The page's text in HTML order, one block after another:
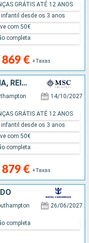
869 € +Taxas
GRÁTIS ATÉ 12 ANOS
infantil desde os 3 anos
com 50€
completa
GIBRALTAR, MARROCOS, ESPANHA, REINO UNIDO
14/10/2027
879 € +Taxas
GRÁTIS ATÉ 12 ANOS
infantil desde os 3 anos
com 50€
completa
26/06/2027
completa